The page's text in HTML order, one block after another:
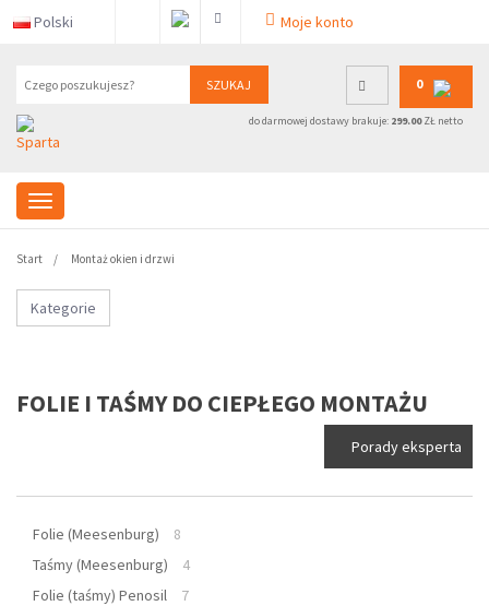
Polski Moje konto
SZUKAJ 0
do darmowej dostawy brakuje: 299.00ZŁ netto
Start Montaż okien i drzwi
Kategorie
FOLIE I TAŚMY DO CIEPŁEGO MONTAŻU
Porady eksperta
Folie (Meesenburg)
8
Taśmy (Meesenburg)
4
Folie (taśmy) Penosil
7